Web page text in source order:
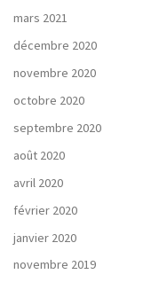
mars 2021
décembre 2020
novembre 2020
octobre 2020
septembre 2020
août 2020
avril 2020
février 2020
janvier 2020
novembre 2019